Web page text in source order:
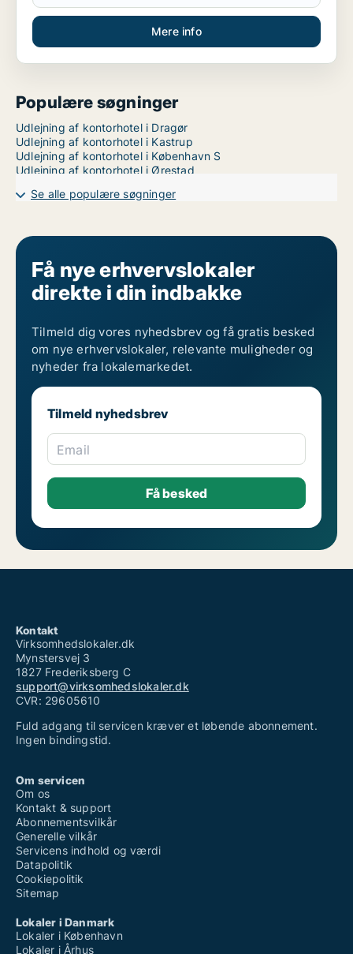
Mere info
Populære søgninger
Udlejning af kontorhotel i Dragør
Udlejning af kontorhotel i Kastrup
Udlejning af kontorhotel i København S
Udlejning af kontorhotel i Ørestad
Se alle populære søgninger
Få nye erhvervslokaler
direkte i din indbakke
Tilmeld dig vores nyhedsbrev og få gratis besked
om nye erhvervslokaler, relevante muligheder og
nyheder fra lokalemarkedet.
Tilmeld nyhedsbrev
Email
Kontakt
Virksomhedslokaler.dk
Mynstersvej 3
1827 Frederiksberg C
support@virksomhedslokaler.dk
CVR: 29605610
Fuld adgang til servicen kræver et løbende abonnement.
Ingen bindingstid.
Om servicen
Om os
Kontakt & support
Abonnementsvilkår
Generelle vilkår
Servicens indhold og værdi
Datapolitik
Cookiepolitik
Sitemap
Lokaler i Danmark
Lokaler i København
Lokaler i Århus